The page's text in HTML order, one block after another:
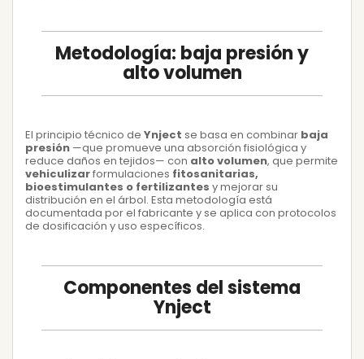
Metodología: baja presión y
alto volumen
El principio técnico de Ynject se basa en combinar baja
presión —que promueve una absorción fisiológica y
reduce daños en tejidos— con alto volumen, que permite
vehiculizarformulaciones fitosanitarias,
bioestimulantes o fertilizantes y mejorar su
distribución en el árbol. Esta metodología está
documentada por el fabricante y se aplica con protocolos
de dosificación y uso específicos.
Componentes del sistema
Ynject